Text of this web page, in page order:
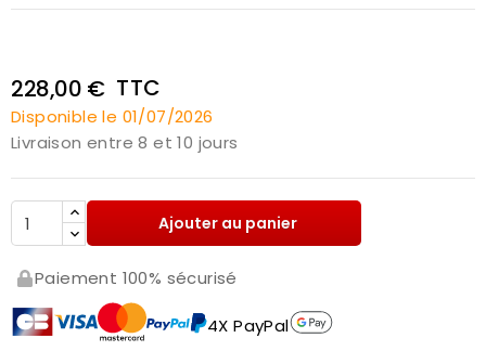
228,00 € TTC
Disponible le 01/07/2026
Livraison entre 8 et 10 jours
Ajouter au panier
Paiement 100% sécurisé
4X PayPal